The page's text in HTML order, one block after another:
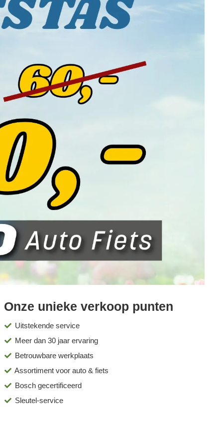
Onze unieke verkoop punten
Uitstekende service
Meer dan 30 jaar ervaring
Betrouwbare werkplaats
Assortiment voor auto & fiets
Bosch gecertificeerd
Sleutel-service